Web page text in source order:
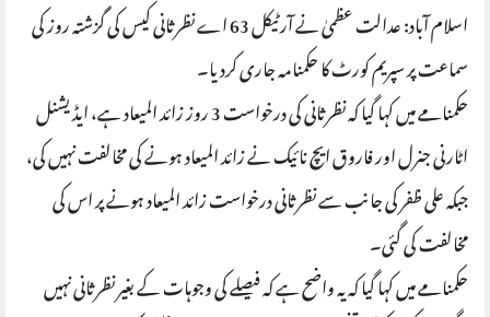
اسلام آباد: عدالت عظمیٰ نے آرٹیکل 63 اے نظرثانی کیس کی گزشتہ روز کی
سماعت پر سپریم کورٹ کا حکمنامہ جاری کردیا۔
حکمنامے میں کہا گیا کہ نظرثانی کی درخواست 3 روز زائد المیعاد ہے، ایڈیشنل
اٹارنی جنرل اور فاروق ایچ نائیک نے زائد المیعاد ہونے کی مخالفت نہیں کی،
جبکہ علی ظفر کی جانب سے نظرثانی درخواست زائد المیعاد ہونے پر اس کی
مخالفت کی گئی۔
حکمنامے میں کہا گیا کہ یہ واضح ہے کہ فیصلے کی وجوہات کے بغیر نظرثانی نہیں